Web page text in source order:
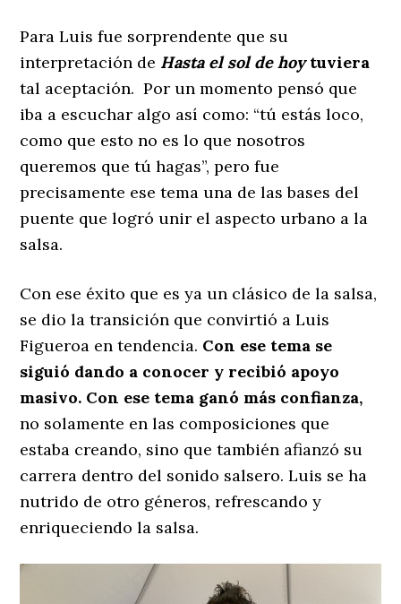
Para Luis fue sorprendente que su
interpretación de Hasta el sol de hoytuviera
tal aceptación. Por un momento pensó que
iba a escuchar algo así como: “tú estás loco,
como que esto no es lo que nosotros
queremos que tú hagas”, pero fue
precisamente ese tema una de las bases del
puente que logró unir el aspecto urbano a la
salsa.
Con ese éxito que es ya un clásico de la salsa,
se dio la transición que convirtió a Luis
Figueroa en tendencia. Con ese tema se
siguió dando a conocer y recibió apoyo
masivo. Con ese tema ganó más confianza,
no solamente en las composiciones que
estaba creando, sino que también afianzó su
carrera dentro del sonido salsero. Luis se ha
nutrido de otro géneros, refrescando y
enriqueciendo la salsa.